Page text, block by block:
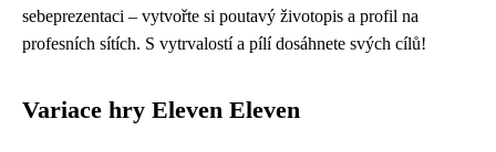
sebeprezentaci – vytvořte si poutavý životopis a profil na
profesních sítích. S vytrvalostí a pílí dosáhnete svých cílů!
Variace hry Eleven Eleven